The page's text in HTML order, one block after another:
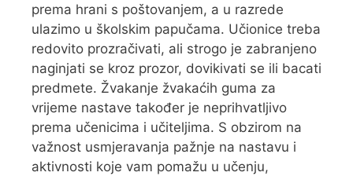
prema hrani s poštovanjem, a u razrede
ulazimo u školskim papučama. Učionice treba
redovito prozračivati, ali strogo je zabranjeno
naginjati se kroz prozor, dovikivati se ili bacati
predmete. Žvakanje žvakaćih guma za
vrijeme nastave također je neprihvatljivo
prema učenicima i učiteljima. S obzirom na
važnost usmjeravanja pažnje na nastavu i
aktivnosti koje vam pomažu u učenju,